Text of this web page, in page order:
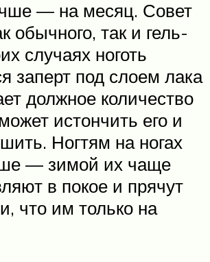
— на месяц. Совет
обычного, так и гель-
случаях ноготь
заперт под слоем лака
должное количество
истончить его и
Ногтям на ногах
— зимой их чаще
в покое и прячут
что им только на